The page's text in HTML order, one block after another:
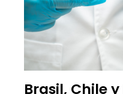
Brasil, Chile